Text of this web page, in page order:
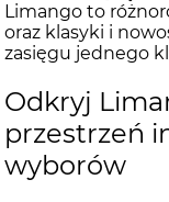
Limango to
oraz klasyki i
zasięgu jednego
Odkryj
przestrzeń
wyborów